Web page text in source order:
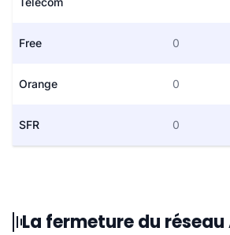
Free 0
Orange 0
SFR 0
La fermeture du réseau